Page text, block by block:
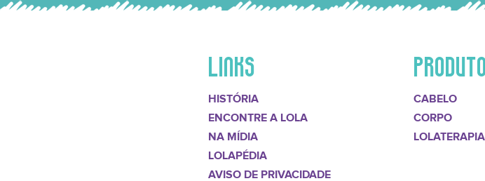
LINKS
HISTÓRIA
ENCONTRE A LOLA
NA MÍDIA
LOLAPÉDIA
AVISO DE PRIVACIDADE
CABELO
CORPO
LOLATERAPIA